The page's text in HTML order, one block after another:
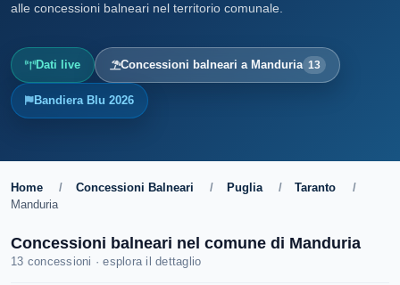
alle concessioni balneari nel territorio comunale.
Dati live Concessioni balneari a Manduria 13
Bandiera Blu 2026
Home / Concessioni Balneari / Puglia / Taranto
/
Manduria
Concessioni balneari nel comune di Manduria
13 concessioni · esplora il dettaglio